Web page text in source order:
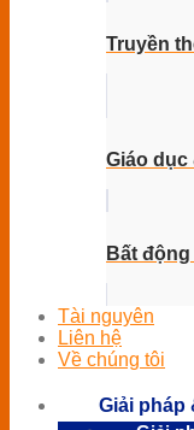
Truyền
Giáo dục
Bất động
Tài nguyên
Liên hệ
Về chúng tôi
Giải pháp